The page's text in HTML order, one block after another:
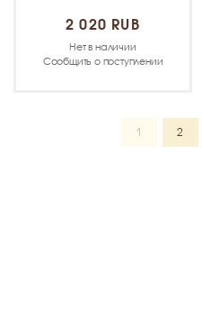
2 020 RUB
Нет в наличии
Сообщить о поступлении
1 2